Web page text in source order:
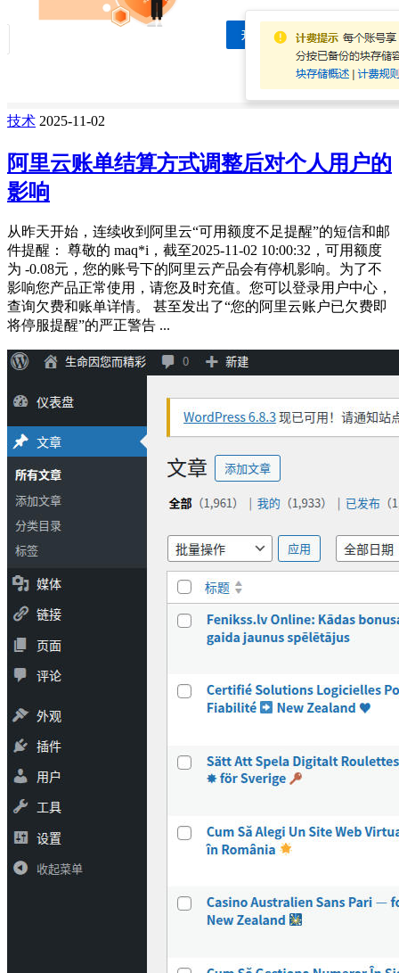
技术 2025-11-02
阿里云账单结算方式调整后对个人用户的
影响
从昨天开始，连续收到阿里云“可用额度不足提醒”的短信和邮
件提醒： 尊敬的 maq*i，截至2025-11-02 10:00:32，可用额度
为 -0.08元，您的账号下的阿里云产品会有停机影响。为了不
影响您产品正常使用，请您及时充值。您可以登录用户中心，
查询欠费和账单详情。 甚至发出了“您的阿里云账户已欠费即
将停服提醒”的严正警告 ...